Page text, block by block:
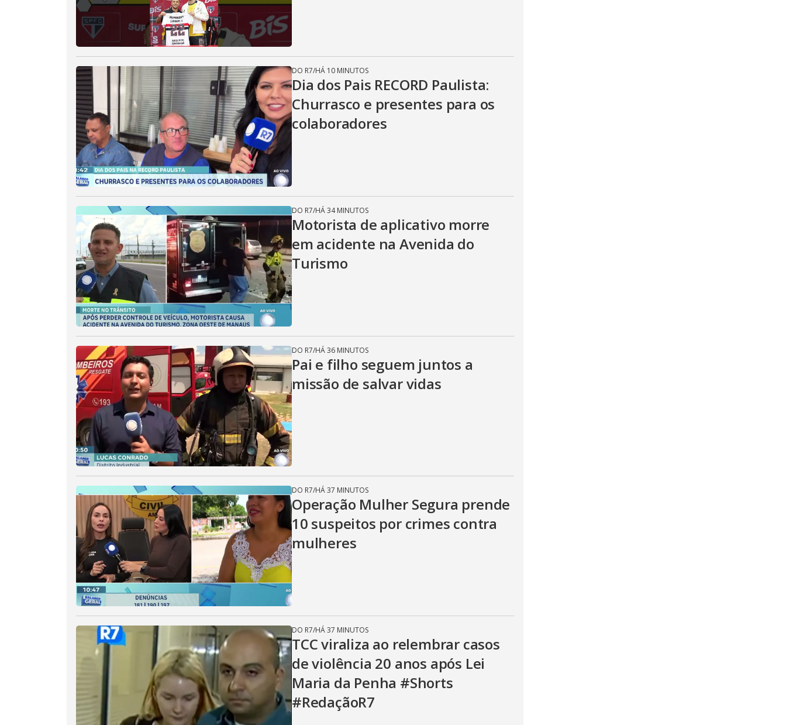
DO R7/HÁ 10 MINUTOS
Dia dos Pais RECORD Paulista:
Churrasco e presentes para os
colaboradores
DO R7/HÁ 34 MINUTOS
Motorista de aplicativo morre
em acidente na Avenida do
Turismo
DO R7/HÁ 36 MINUTOS
Pai e filho seguem juntos a
missão de salvar vidas
DO R7/HÁ 37 MINUTOS
Operação Mulher Segura prende
10 suspeitos por crimes contra
mulheres
DO R7/HÁ 37 MINUTOS
TCC viraliza ao relembrar casos
de violência 20 anos após Lei
Maria da Penha #Shorts
#RedaçãoR7